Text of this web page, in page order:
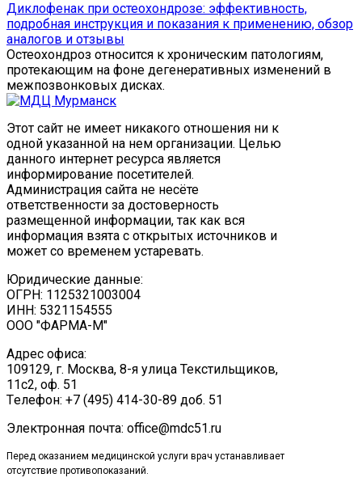
Диклофенак при остеохондрозе: эффективность,
подробная инструкция и показания к применению, обзор
аналогов и отзывы
Остеохондроз относится к хроническим патологиям,
протекающим на фоне дегенеративных изменений в
межпозвонковых дисках.
Этот сайт не имеет никакого отношения ни к
одной указанной на нем организации. Целью
данного интернет ресурса является
информирование посетителей.
Администрация сайта не несёте
ответственности за достоверность
размещенной информации, так как вся
информация взята с открытых источников и
может со временем устаревать.
Юридические данные:
ОГРН: 1125321003004
ИНН: 5321154555
ООО "ФАРМА-М"
Адрес офиса:
109129, г. Москва, ​8-я улица Текстильщиков,
11с2, оф. 51
Tелефон: +7 (495) 414-30-89 доб. 51
Электронная почта: office@mdc51.ru
Перед оказанием медицинской услуги врач устанавливает
отсутствие противопоказаний.